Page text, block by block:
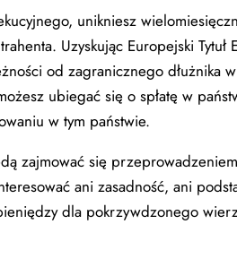
unikniesz
Uzyskując Europejski Tytuł
od zagranicznego dłużnika
ubiegać się o spłatę w
w tym państwie.
zajmować się
ani zasadność, ani
dla pokrzywdzonego